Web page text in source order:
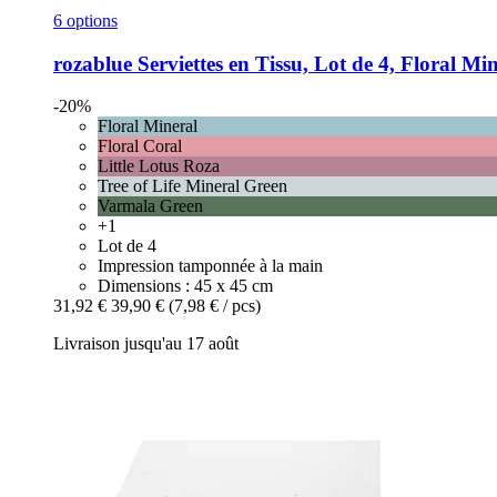
6 options
rozablue Serviettes en Tissu, Lot de 4, Floral
-20%
Floral Mineral
Floral Coral
Little Lotus Roza
Tree of Life Mineral Green
Varmala Green
+1
Lot de 4
Impression tamponnée à la main
Dimensions : 45 x 45 cm
31,92 € 39,90 € (7,98 € / pcs)
Livraison jusqu'au 17 août